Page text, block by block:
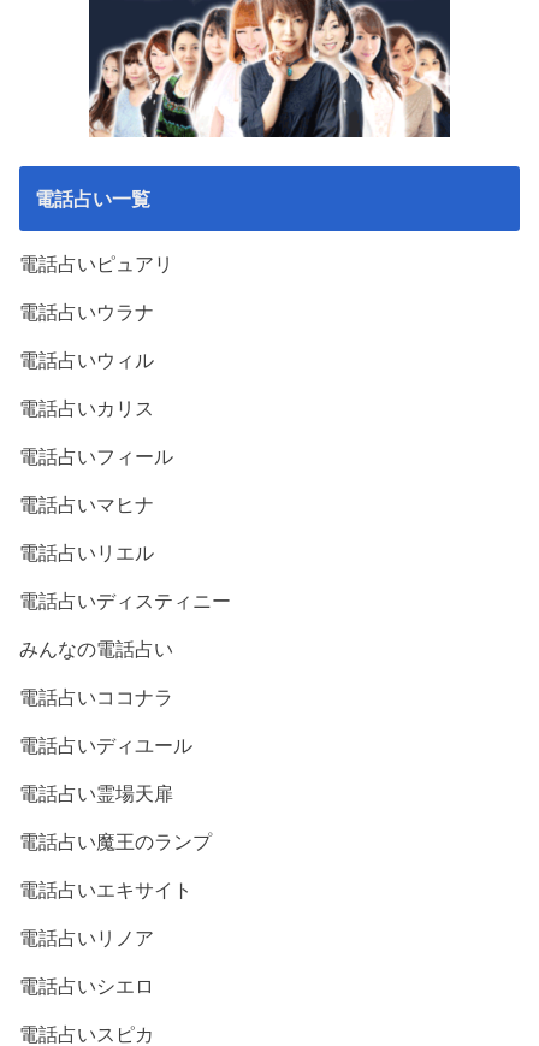
電話占い一覧
電話占いピュアリ
電話占いウラナ
電話占いウィル
電話占いカリス
電話占いフィール
電話占いマヒナ
電話占いリエル
電話占いディスティニー
みんなの電話占い
電話占いココナラ
電話占いディユール
電話占い霊場天扉
電話占い魔王のランプ
電話占いエキサイト
電話占いリノア
電話占いシエロ
電話占いスピカ